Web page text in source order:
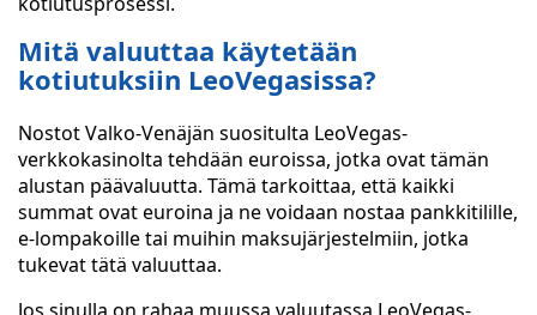
Mitä valuuttaa käytetään
kotiutuksiin LeoVegasissa?
Nostot Valko-Venäjän suositulta LeoVegas-
verkkokasinolta tehdään euroissa, jotka ovat tämän
alustan päävaluutta. Tämä tarkoittaa, että kaikki
summat ovat euroina ja ne voidaan nostaa pankkitilille,
e-lompakoille tai muihin maksujärjestelmiin, jotka
tukevat tätä valuuttaa.